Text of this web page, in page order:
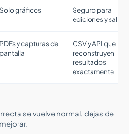
Solo gráficos
Seguro para
ediciones y
PDFs y capturas de
pantalla
CSV y API que
reconstruyen
resultados
exactamente
se vuelve normal, dejas de